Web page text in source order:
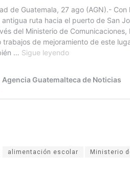
alimentación escolar Ministerio